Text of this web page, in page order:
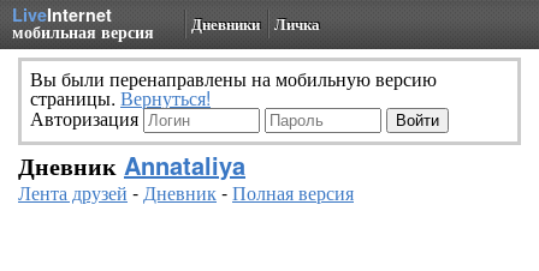
LiveInternet
мобильная версия Дневники Личка
Вы были перенаправлены на мобильную версию
страницы. Вернуться!
Авторизация
Дневник Annataliya
Лента друзей -Дневник-Полная версия